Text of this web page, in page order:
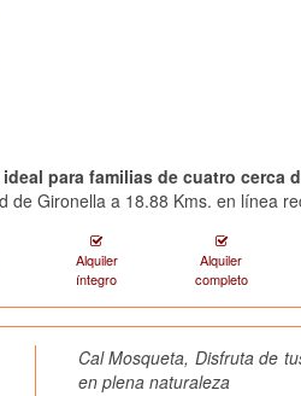
para familias de cuatro cerca
de Gironella a 18.88 Kms. en línea
Alquiler
íntegro
Alquiler
completo
Cal Mosqueta, Disfruta de
en plena naturaleza